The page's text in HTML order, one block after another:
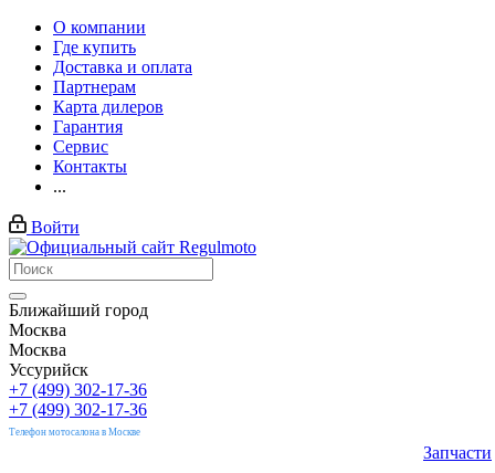
О компании
Где купить
Доставка и оплата
Партнерам
Карта дилеров
Гарантия
Сервис
Контакты
...
Войти
Ближайший город
Москва
Москва
Уссурийск
+7 (499) 302-17-36
+7 (499) 302-17-36
Телефон мотосалона в Москве
Запчасти